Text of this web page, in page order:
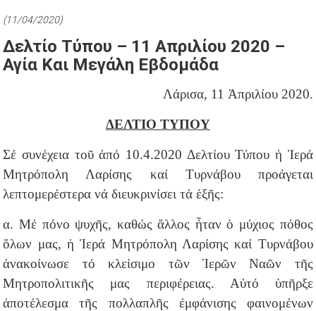
(11/04/2020)
Δελτίο Τύπου – 11 Απριλίου 2020 –
Αγία Και Μεγάλη Εβδομάδα
Λάρισα, 11 Ἀπριλίου 2020.
ΔΕΛΤΙΟ ΤΥΠΟΥ
Σέ συνέχεια τοῦ ἀπό 10.4.2020 Δελτίου Τύπου ἡ Ἱερά
Μητρόπολη Λαρίσης καί Τυρνάβου προάγεται
λεπτομερέστερα νά διευκρινίσει τά ἑξῆς:
α. Μέ πόνο ψυχῆς, καθώς ἄλλος ἦταν ὁ μύχιος πόθος
ὅλων μας, ἡ Ἱερά Μητρόπολη Λαρίσης καί Τυρνάβου
ἀνακοίνωσε τό κλείσιμο τῶν Ἱερῶν Ναῶν τῆς
Μητροπολιτικῆς μας περιφέρειας. Αὐτό ὑπῆρξε
ἀποτέλεσμα τῆς πολλαπλῆς ἐμφάνισης φαινομένων